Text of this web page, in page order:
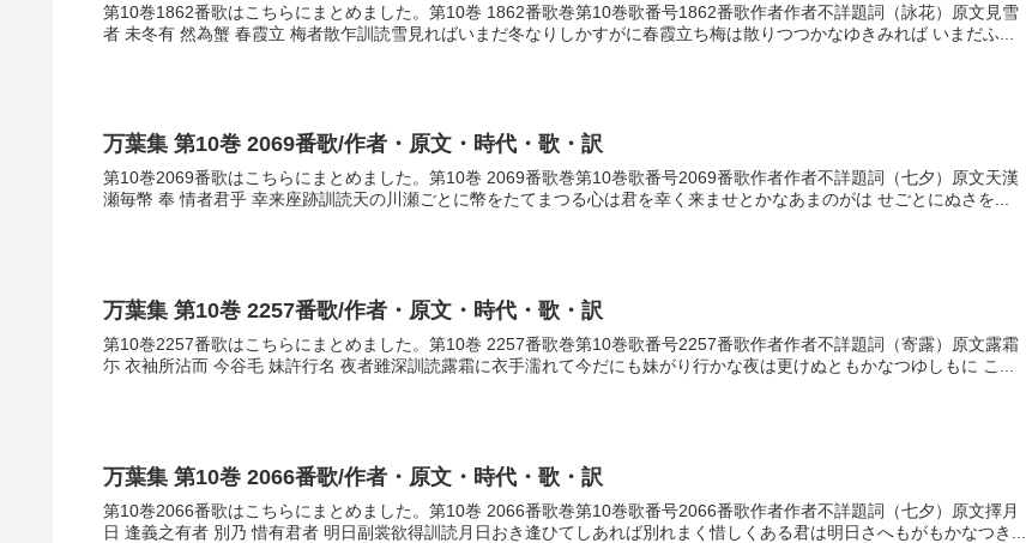
第10巻1862番歌はこちらにまとめました。第10巻 1862番歌巻第10巻歌番号1862番歌作者作者不詳題詞（詠花）原文見雪
者 未冬有 然為蟹 春霞立 梅者散乍訓読雪見ればいまだ冬なりしかすがに春霞立ち梅は散りつつかなゆきみれば いまだふ...
万葉集 第10巻 2069番歌/作者・原文・時代・歌・訳
第10巻2069番歌はこちらにまとめました。第10巻 2069番歌巻第10巻歌番号2069番歌作者作者不詳題詞（七夕）原文天漢
瀬毎幣 奉 情者君乎 幸来座跡訓読天の川瀬ごとに幣をたてまつる心は君を幸く来ませとかなあまのがは せごとにぬさを...
万葉集 第10巻 2257番歌/作者・原文・時代・歌・訳
第10巻2257番歌はこちらにまとめました。第10巻 2257番歌巻第10巻歌番号2257番歌作者作者不詳題詞（寄露）原文露霜
尓 衣袖所沾而 今谷毛 妹許行名 夜者雖深訓読露霜に衣手濡れて今だにも妹がり行かな夜は更けぬともかなつゆしもに こ...
万葉集 第10巻 2066番歌/作者・原文・時代・歌・訳
第10巻2066番歌はこちらにまとめました。第10巻 2066番歌巻第10巻歌番号2066番歌作者作者不詳題詞（七夕）原文擇月
日 逢義之有者 別乃 惜有君者 明日副裳欲得訓読月日おき逢ひてしあれば別れまく惜しくある君は明日さへもがもかなつき...